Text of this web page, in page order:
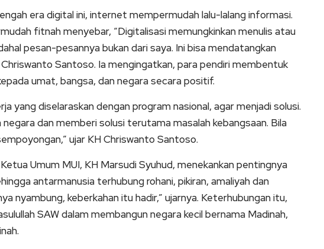
era digital ini, internet mempermudah lalu-lalang informasi.
fitnah menyebar, “Digitalisasi memungkinkan menulis atau
pesan-pesannya bukan dari saya. Ini bisa mendatangkan
Santoso. Ia mengingatkan, para pendiri membentuk
umat, bangsa, dan negara secara positif.
yang diselaraskan dengan program nasional, agar menjadi solusi.
dan memberi solusi terutama masalah kebangsaan. Bila
ujar KH Chriswanto Santoso.
Umum MUI, KH Marsudi Syuhud, menekankan pentingnya
antarmanusia terhubung rohani, pikiran, amaliyah dan
nyambung, keberkahan itu hadir,” ujarnya. Keterhubungan itu,
SAW dalam membangun negara kecil bernama Madinah,